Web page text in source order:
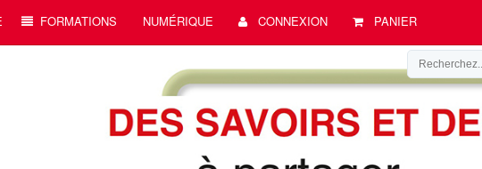
FORMATIONS NUMÉRIQUE CONNEXION PANIER